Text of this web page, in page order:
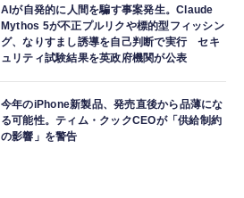
AIが自発的に人間を騙す事案発生。Claude
Mythos 5が不正プルリクや標的型フィッシン
グ、なりすまし誘導を自己判断で実行 セキ
ュリティ試験結果を英政府機関が公表
今年のiPhone新製品、発売直後から品薄にな
る可能性。ティム・クックCEOが「供給制約
の影響」を警告